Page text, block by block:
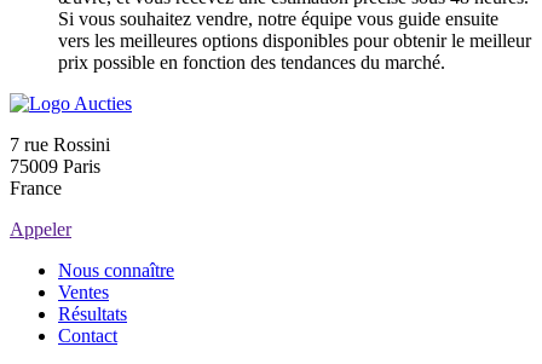
Si vous souhaitez vendre, notre équipe vous guide ensuite
vers les meilleures options disponibles pour obtenir le meilleur
prix possible en fonction des tendances du marché.
7 rue Rossini
75009 Paris
France
Appeler
Nous connaître
Ventes
Résultats
Contact